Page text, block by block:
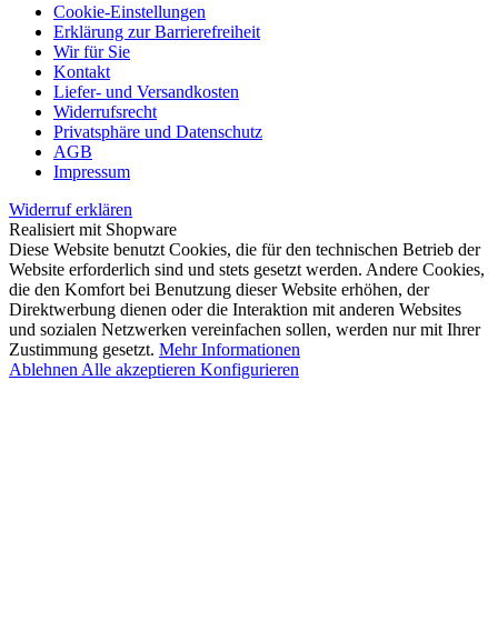
Cookie-Einstellungen
Erklärung zur Barrierefreiheit
Wir für Sie
Kontakt
Liefer- und Versandkosten
Widerrufsrecht
Privatsphäre und Datenschutz
AGB
Impressum
Widerruf erklären
Realisiert mit Shopware
Diese Website benutzt Cookies, die für den technischen Betrieb der
Website erforderlich sind und stets gesetzt werden. Andere Cookies,
die den Komfort bei Benutzung dieser Website erhöhen, der
Direktwerbung dienen oder die Interaktion mit anderen Websites
und sozialen Netzwerken vereinfachen sollen, werden nur mit Ihrer
Zustimmung gesetzt. Mehr Informationen
Ablehnen Alle akzeptieren Konfigurieren